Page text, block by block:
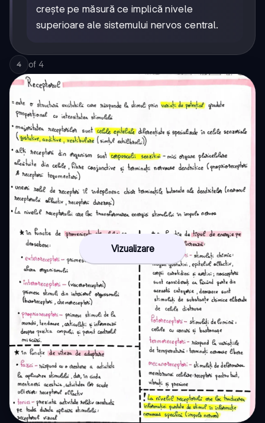
crește pe măsură ce implică nivele
superioare ale sistemului nervos central.
4 of 4
Vizualizare